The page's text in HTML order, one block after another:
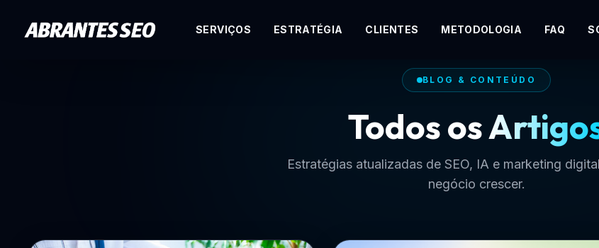
Especialista em SEO I.A.
SERVIÇOS ESTRATÉGIA CLIENTES METODOLOGIA FAQ
BLOG & CONTEÚDO
Todos os
Estratégias atualizadas de SEO, IA e marketing
negócio crescer.